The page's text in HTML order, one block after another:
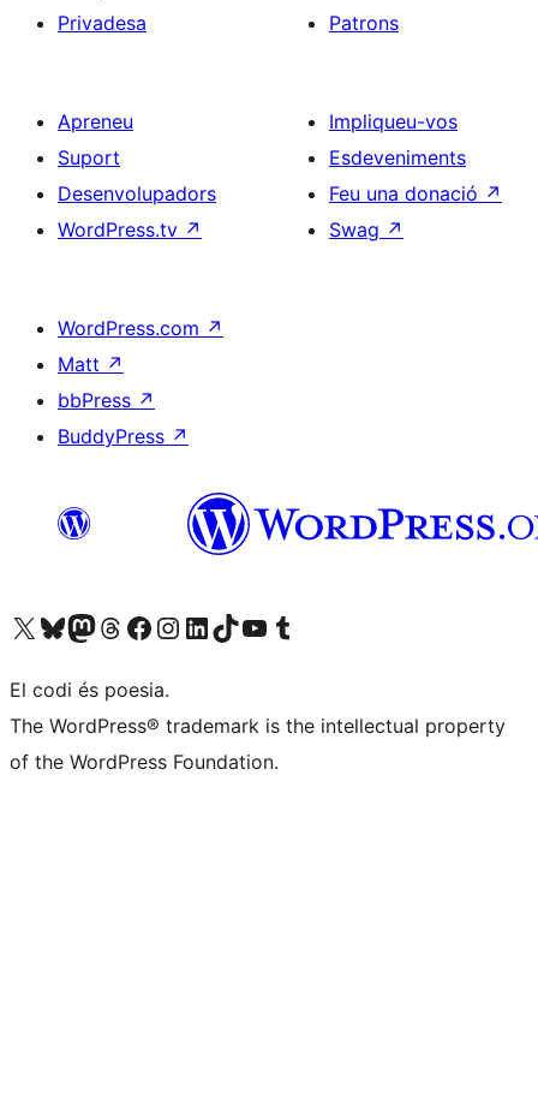
Privadesa
Patrons
Apreneu
Suport
Desenvolupadors
WordPress.tv ↗
Impliqueu-vos
Esdeveniments
Feu una donació ↗
Swag ↗
WordPress.com ↗
Matt ↗
bbPress ↗
BuddyPress ↗
Visiteu el nostre compte X (abans Twitter)
Visiteu el nostre compte de Bluesky
Visiteu el nostre compte al Mastodon
Visiteu el nostre compte de Threads
Visiteu la nostra pàgina al Facebook
Visiteu el nostre compte d'Instagram
Visiteu el nostre compte de LinkedIn
Visiteu el nostre compte de TikTok
Visiteu el nostre canal al YouTube
Visiteu el nostre compte de Tumblr
El codi és poesia.
The WordPress® trademark is the intellectual property
of the WordPress Foundation.